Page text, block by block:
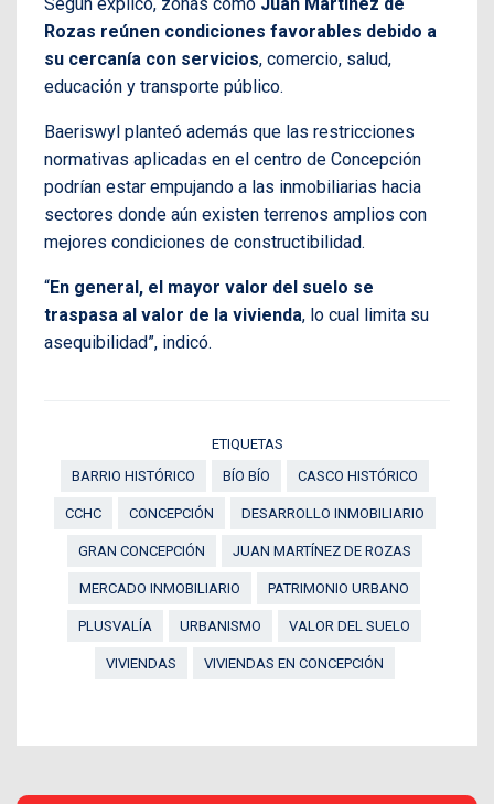
Según explicó, zonas como Juan Martínez de
Rozas reúnen condiciones favorables debido a
su cercanía con servicios, comercio, salud,
educación y transporte público.
Baeriswyl planteó además que las restricciones
normativas aplicadas en el centro de Concepción
podrían estar empujando a las inmobiliarias hacia
sectores donde aún existen terrenos amplios con
mejores condiciones de constructibilidad.
“En general, el mayor valor del suelo se
traspasa al valor de la vivienda, lo cual limita su
asequibilidad”, indicó.
ETIQUETAS
BARRIO HISTÓRICO
BÍO BÍO CASCO HISTÓRICO
CCHC CONCEPCIÓN DESARROLLO INMOBILIARIO
GRAN CONCEPCIÓN JUAN MARTÍNEZ DE ROZAS
MERCADO INMOBILIARIO PATRIMONIO URBANO
PLUSVALÍA URBANISMO VALOR DEL SUELO
VIVIENDAS VIVIENDAS EN CONCEPCIÓN